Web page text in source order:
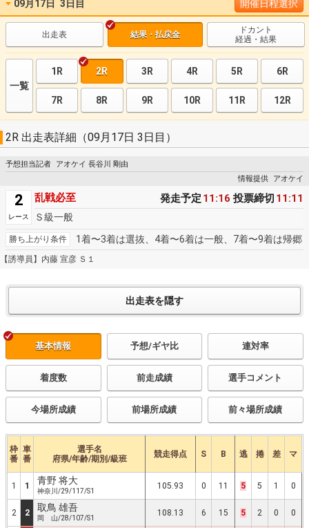
09月17日 3日目 開催日程選択
出走表 結果・払戻金
ドカント
経過・結果
一覧
1R 2R 3R 4R 5R 6R
7R 8R 9R 10R 11R 12R
2R 出走表詳細（09月17日 3日目）
予想担当記者
アオケイ 長谷川 剛由
情報提供
アオケイ
2
レース
乱戦必至 発走予定 11:16 投票締切 11:11
Ｓ級一般
勝ち上がり条件 1着〜3着は選抜、4着〜6着は一般、7着〜9着は帰郷
【誘導員】内藤 宣彦 Ｓ１
基本情報 予想/ギヤ比 連対率
着度数 前走成績 選手コメント
今場所成績 前場所成績 前々場所成績
枠
番
車
番
選手名
府県/年齢/期別/級班
競走得点 S B 逃 捲 差 マ
1 1 青野 将大
神奈川/29/117/S1
105.93 0 11 5 5 1 0
2 2 取鳥 雄吾
岡 山/28/107/S1
108.13 6 15 5 2 0 0